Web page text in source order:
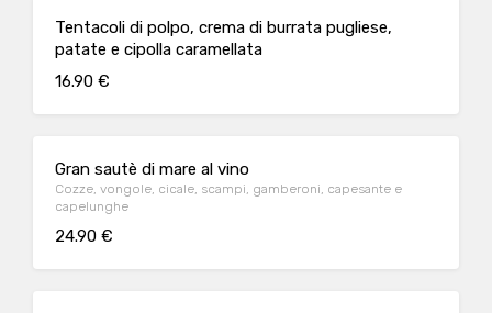
Tentacoli di polpo, crema di burrata pugliese,
patate e cipolla caramellata
16.90 €
Gran sautè di mare al vino
Cozze, vongole, cicale, scampi, gamberoni, capesante e
capelunghe
24.90 €